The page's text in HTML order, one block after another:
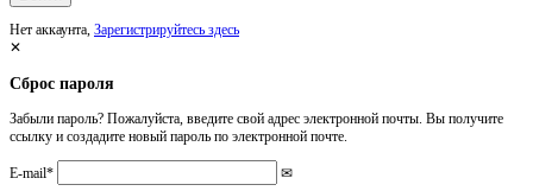
Нет аккаунта, Зарегистрируйтесь здесь
Сброс пароля
Забыли пароль? Пожалуйста, введите свой адрес электронной почты. Вы получите
ссылку и создадите новый пароль по электронной почте.
E-mail*